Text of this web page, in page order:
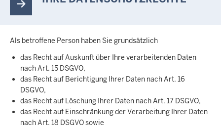
Als betroffene Person haben Sie grundsätzlich
das Recht auf Auskunft über Ihre verarbeitenden Daten
nach Art. 15 DSGVO,
das Recht auf Berichtigung Ihrer Daten nach Art. 16
DSGVO,
das Recht auf Löschung Ihrer Daten nach Art. 17 DSGVO,
das Recht auf Einschränkung der Verarbeitung Ihrer Daten
nach Art. 18 DSGVO sowie